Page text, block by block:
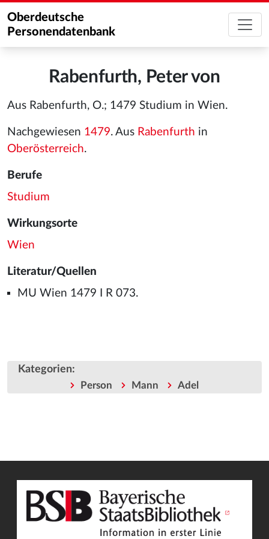
Oberdeutsche
Personendatenbank
Rabenfurth, Peter von
Aus Rabenfurth, O.; 1479 Studium in Wien.
Nachgewiesen 1479. Aus Rabenfurth in
Oberösterreich.
Berufe
Studium
Wirkungsorte
Wien
Literatur/Quellen
MU Wien 1479 I R 073.
Kategorien:
Person Mann Adel